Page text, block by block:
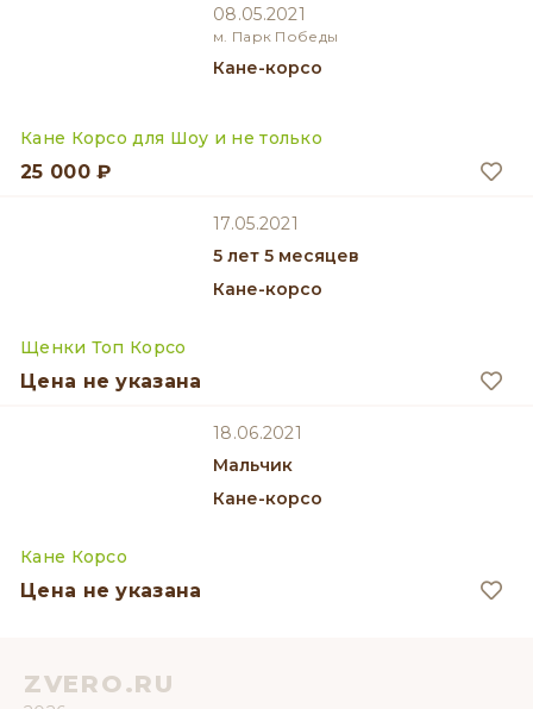
08.05.2021
м. Парк Победы
Кане-корсо
Кане Корсо для Шоу и не только
25 000 ₽
17.05.2021
5 лет 5 месяцев
Кане-корсо
Щенки Топ Корсо
Цена не указана
18.06.2021
мальчик
Кане-корсо
Кане Корсо
Цена не указана
ZVERO.RU